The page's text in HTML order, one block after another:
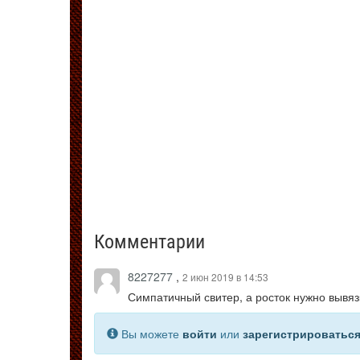
Комментарии
8227277 , 2 июн 2019 в 14:53
Симпатичный свитер, а росток нужно
Вы можете войти или зарегистрироваться